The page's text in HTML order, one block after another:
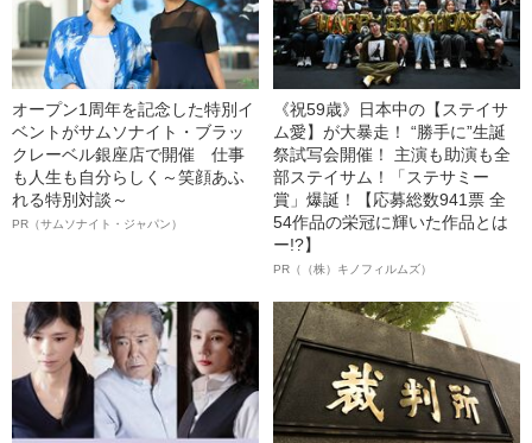
オープン1周年を記念した特別イ
ベントがサムソナイト・ブラッ
クレーベル銀座店で開催 仕事
も人生も自分らしく～笑顔あふ
れる特別対談～
PR（サムソナイト・ジャパン）
《祝59歳》日本中の【ステイサ
ム愛】が大暴走！ “勝手に”生誕
祭試写会開催！ 主演も助演も全
部ステイサム！「ステサミー
賞」爆誕！【応募総数941票 全
54作品の栄冠に輝いた作品とは
ー!?】
PR（（株）キノフィルムズ）